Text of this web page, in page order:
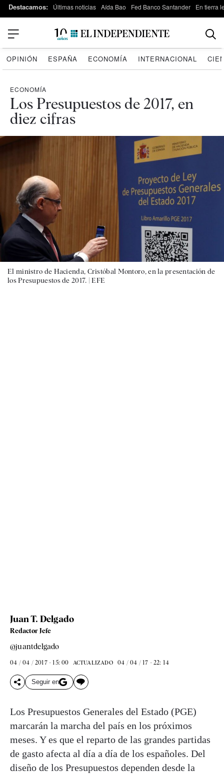
Destacamos: Últimas noticias Aída Bao Fed Banco Santander En tierra
OPINIÓN ESPAÑA ECONOMÍA INTERNACIONAL
ECONOMÍA
Los Presupuestos de 2017, en
diez cifras
El ministro de Hacienda, Cristóbal Montoro, en la presentación de
los Presupuestos de 2017. |EFE
Juan T. Delgado
Redactor Jefe
@juantdelgado
04 / 04 / 2017 - 15: 00 ACTUALIZADO 04 / 04 / 17 - 22: 14
Seguir en
Los Presupuestos Generales del Estado (PGE)
marcarán la marcha del país en los próximos
meses. Y es que el reparto de las grandes partidas
de gasto afecta al día a día de los españoles. Del
diseño de los Presupuestos dependen desde la